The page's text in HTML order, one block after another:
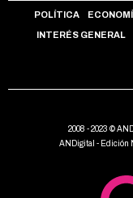
POLÍTICA
INTERÉS GENERAL
2008 - 2023 ©
ANDigital - Edición